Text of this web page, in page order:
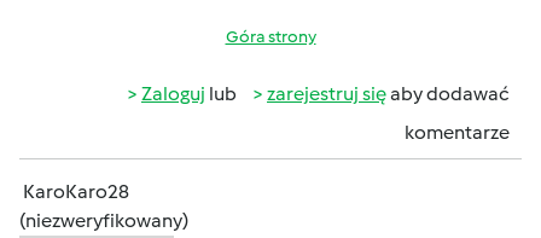
Góra strony
Zaloguj lub zarejestruj sięaby dodawać
komentarze
KaroKaro28
(niezweryfikowany)